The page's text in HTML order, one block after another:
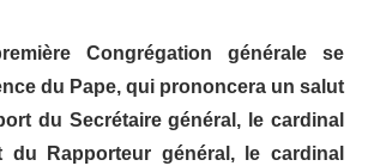
Congrégation générale se
du Pape, qui prononcera un salut
du Secrétaire général, le cardinal
du Rapporteur général, le cardinal